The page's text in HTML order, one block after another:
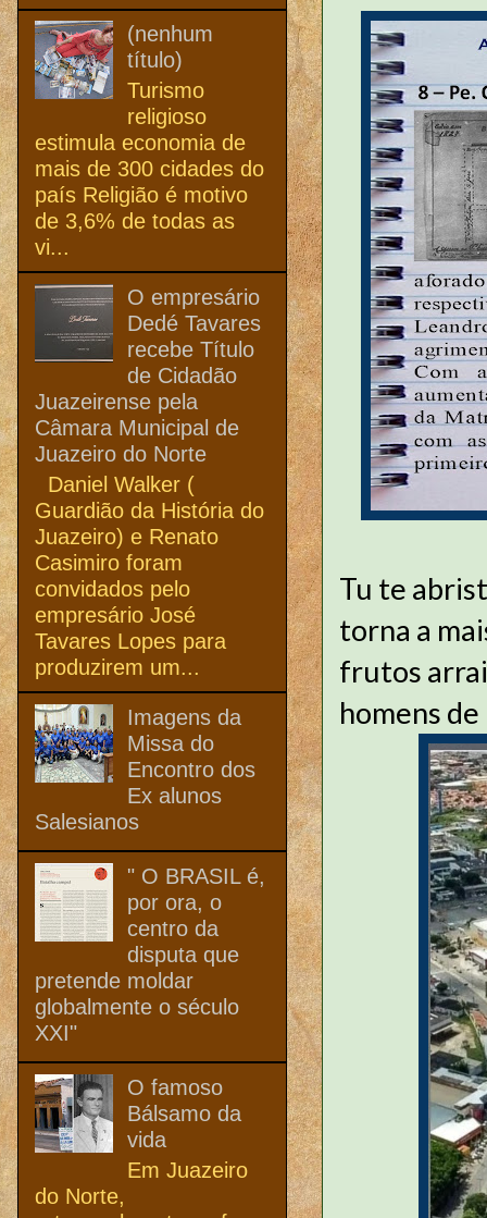
Tu te
torna a
frutos
homens
(nenhum
título)
Turismo
religioso
estimula economia de
mais de 300 cidades do
país Religião é motivo
de 3,6% de todas as
vi...
O empresário
Dedé Tavares
recebe Título
de Cidadão
Juazeirense pela
Câmara Municipal de
Juazeiro do Norte
Daniel Walker (
Guardião da História do
Juazeiro) e Renato
Casimiro foram
convidados pelo
empresário José
Tavares Lopes para
produzirem um...
Imagens da
Missa do
Encontro dos
Ex alunos
Salesianos
" O BRASIL é,
por ora, o
centro da
disputa que
pretende moldar
globalmente o século
XXI"
O famoso
Bálsamo da
vida
Em Juazeiro
do Norte,